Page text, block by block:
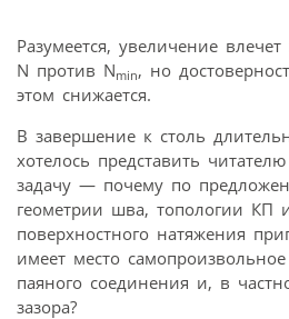
Разумеется, увеличение
N против Nmin, но
этом снижается.
В завершение к столь
хотелось представить
задачу — почему по
геометрии шва, топологии КП
поверхностного натяжения
имеет место
паяного соединения и, в
зазора?